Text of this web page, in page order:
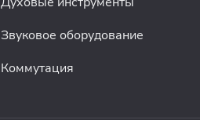
Звуковое оборудование
Коммутация